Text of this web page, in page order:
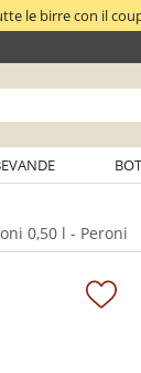
le birre con il
0,50 l - Peroni